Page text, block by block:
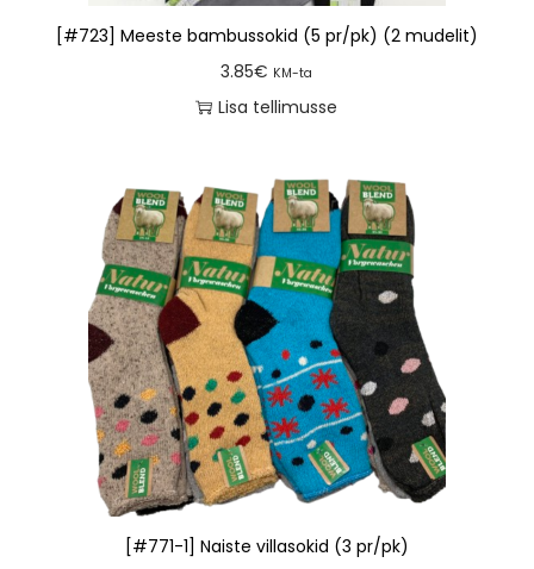
[#723] Meeste bambussokid (5 pr/pk) (2 mudelit)
3.85€ KM-ta
Lisa tellimusse
[#771-1] Naiste villasokid (3 pr/pk)